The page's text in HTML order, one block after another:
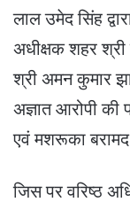
लाल उमेद सिंह
अधीक्षक शहर
श्री अमन कुमार
अज्ञात आरोपी
एवं मशरूका बरामद
जिस पर वरिष्ठ